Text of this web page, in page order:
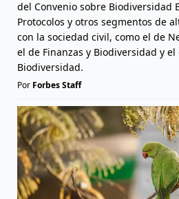
del Convenio sobre Biodiversidad
Protocolos y otros segmentos de
con la sociedad civil, como el de
el de Finanzas y Biodiversidad y
Biodiversidad.
Por Forbes Staff